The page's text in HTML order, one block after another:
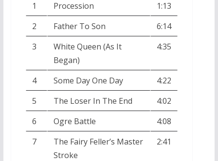
1 Procession
1:13
2
Father To Son
6:14
3
White Queen (As It
Began)
4:35
4 Some Day One Day
4:22
5
The Loser In The End
4:02
6
Ogre Battle
4:08
7
The Fairy Feller’s Master
Stroke
2:41